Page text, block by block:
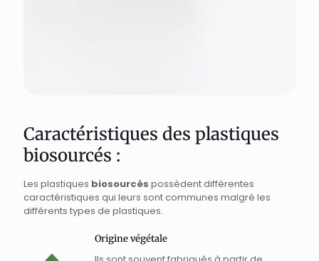
Caractéristiques des plastiques
biosourcés :
Les plastiques biosourcés possèdent différentes
caractéristiques qui leurs sont communes malgré les
différents types de plastiques.
Origine végétale